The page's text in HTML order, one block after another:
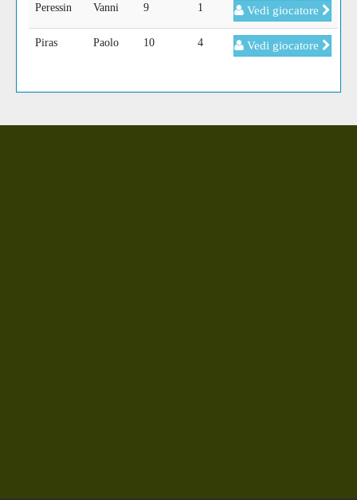
Peressin Vanni 9 1 Vedi giocatore
Piras Paolo 10 4 Vedi giocatore